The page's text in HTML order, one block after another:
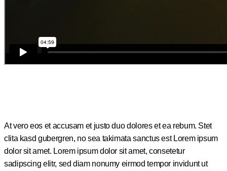
At vero eos et accusam et justo duo dolores et ea rebum. Stet
clita kasd gubergren, no sea takimata sanctus est Lorem ipsum
dolor sit amet. Lorem ipsum dolor sit amet, consetetur
sadipscing elitr, sed diam nonumy eirmod tempor invidunt ut